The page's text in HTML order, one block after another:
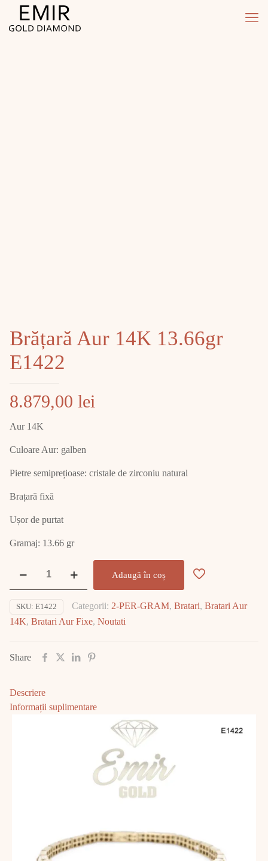
Brățară Aur 14K 13.66gr
E1422
8.879,00 lei
Aur 14K
Culoare Aur: galben
Pietre semiprețioase: cristale de zirconiu natural
Brațară fixă
Ușor de purtat
Gramaj: 13.66 gr
14K
13.66gr
Adaugă în coș
SKU: E1422 Categorii: 2-PER-GRAM, Bratari, Bratari Aur
14K, Bratari Aur Fixe, Noutati
Share
Descriere
Informații suplimentare